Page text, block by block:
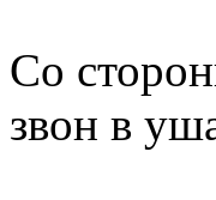
Со
звон в